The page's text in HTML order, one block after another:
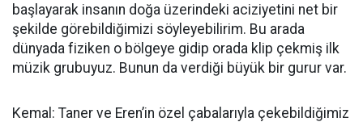
başlayarak insanın doğa üzerindeki aciziyetini net bir
şekilde görebildiğimizi söyleyebilirim. Bu arada
dünyada fiziken o bölgeye gidip orada klip çekmiş ilk
müzik grubuyuz. Bunun da verdiği büyük bir gurur var.
Kemal: Taner ve Eren’in özel çabalarıyla çekebildiğimiz